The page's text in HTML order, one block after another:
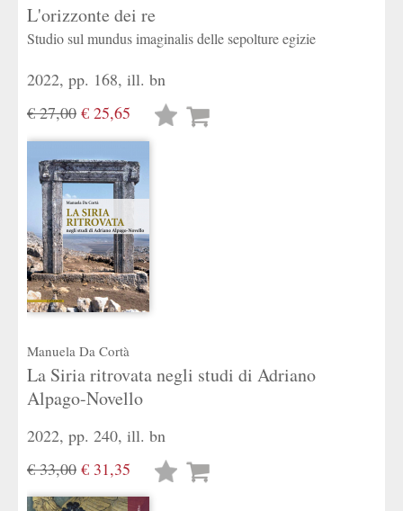
L'orizzonte dei re
Studio sul mundus imaginalis delle sepolture egizie
2022, pp. 168, ill. bn
€ 27,00 € 25,65
Lista
Manuela Da Cortà
La Siria ritrovata negli studi di Adriano
Alpago-Novello
2022, pp. 240, ill. bn
€ 33,00 € 31,35
Lista